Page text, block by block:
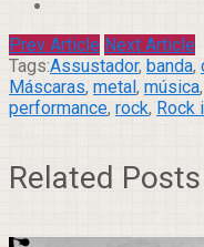
Prev Article Next Article
Tags:Assustador, banda,
Máscaras, metal, música,
performance, rock, Rock
Related Posts